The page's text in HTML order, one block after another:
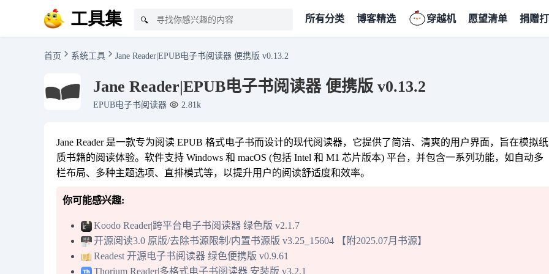
工具集 🔍 所有分类 博客精选 穿越机 愿望清单 捐赠
首页 系统工具 Jane Reader|EPUB电子书阅读器 便携版 v0.13.2
Jane Reader|EPUB电子书阅读器 便携版 v0.13.2
EPUB电子书阅读器 2.81k
Jane Reader 是一款专为阅读 EPUB 格式电子书而设计的现代阅读器，它提供了简洁、清爽的用户界面，旨在模拟纸
质书籍的阅读体验。软件支持 Windows 和 macOS (包括 Intel 和 M1 芯片版本) 平台，并包含一系列功能，如自动多
栏布局、多种主题选项、直排模式等，以提升用户的阅读舒适度和效率。
你可能感兴趣:
Koodo Reader|跨平台电子书阅读器 绿色版 v2.1.7
开源阅读3.0 原版/去除书源限制/内置书源版 v3.25_15604 【附2025.07月书源】
Readest 开源电子书阅读器 绿色便携版 v0.9.61
Thorium Reader|多格式电子书阅读器 安装版 v3.2.1